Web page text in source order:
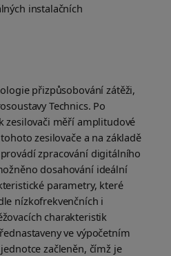
instalačních
přizpůsobování zátěži,
Technics. Po
zesilovači měří amplitudové
zesilovače a na základě
zpracování digitálního
dosahování ideální
parametry, které
nízkofrekvenčních i
charakteristik
ve výpočetním
začleněn, čímž je